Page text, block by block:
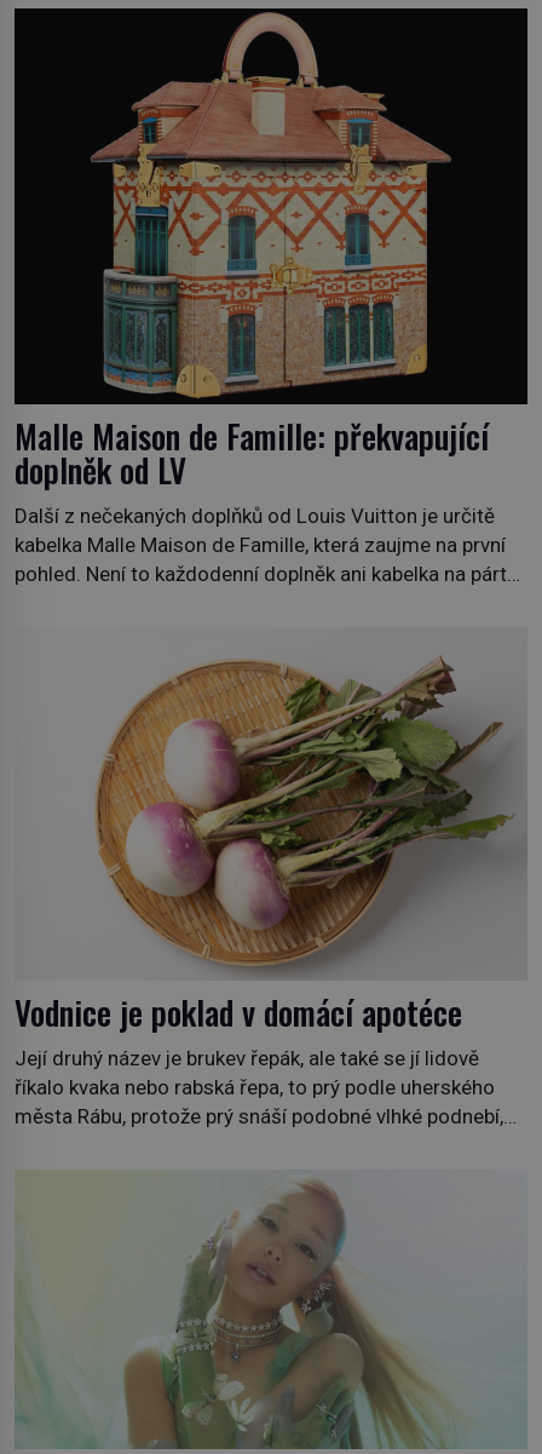
klidného ptáčka, který většinu dne jen posedává. Hodně
času tráví na zemi, kde sbírá zbytky semínek Jeho
domovinou je prakticky celá Austrálie s výjimkou
pobřežní oblasti. […]
Malle Maison de Famille: překvapující
doplněk od LV
Další z nečekaných doplňků od Louis Vuitton je určitě
kabelka Malle Maison de Famille, která zaujme na první
pohled. Není to každodenní doplněk ani kabelka na párty,
adrese 18 Rue Louis Vuitton, které bylo postaveno v
roce 1869. […]
Vodnice je poklad v domácí apotéce
Její druhý název je brukev řepák, ale také se jí lidově
říkalo kvaka nebo rabská řepa, to prý podle uherského
města Rábu, protože prý snáší podobné vlhké podnebí,
někdy i v obchodech. Její bulvy jsou bílé, nahoře někdy